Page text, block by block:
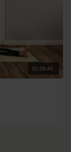
01:08:40